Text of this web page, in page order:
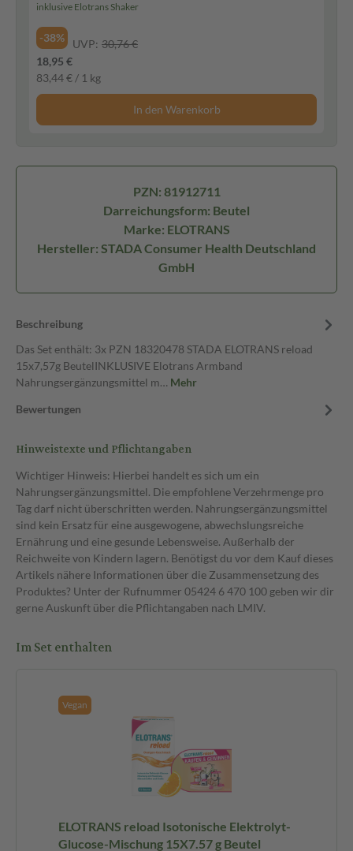
inklusive Elotrans Shaker
-38% UVP: 30,76 €
18,95 €
83,44 € / 1 kg
In den Warenkorb
PZN: 81912711
Darreichungsform: Beutel
Marke: ELOTRANS
Hersteller: STADA Consumer Health Deutschland
GmbH
Beschreibung
Das Set enthält: 3x PZN 18320478 STADA ELOTRANS reload
15x7,57g BeutelINKLUSIVE Elotrans Armband
Nahrungsergänzungsmittel m… Mehr
Bewertungen
Hinweistexte und Pflichtangaben
Wichtiger Hinweis: Hierbei handelt es sich um ein
Nahrungsergänzungsmittel. Die empfohlene Verzehrmenge pro
Tag darf nicht überschritten werden. Nahrungsergänzungsmittel
sind kein Ersatz für eine ausgewogene, abwechslungsreiche
Ernährung und eine gesunde Lebensweise. Außerhalb der
Reichweite von Kindern lagern. Benötigst du vor dem Kauf dieses
Artikels nähere Informationen über die Zusammensetzung des
Produktes? Unter der Rufnummer 05424 6 470 100 geben wir dir
gerne Auskunft über die Pflichtangaben nach LMIV.
Im Set enthalten
Vegan
ELOTRANS reload Isotonische Elektrolyt-
Glucose-Mischung 15X7.57 g Beutel